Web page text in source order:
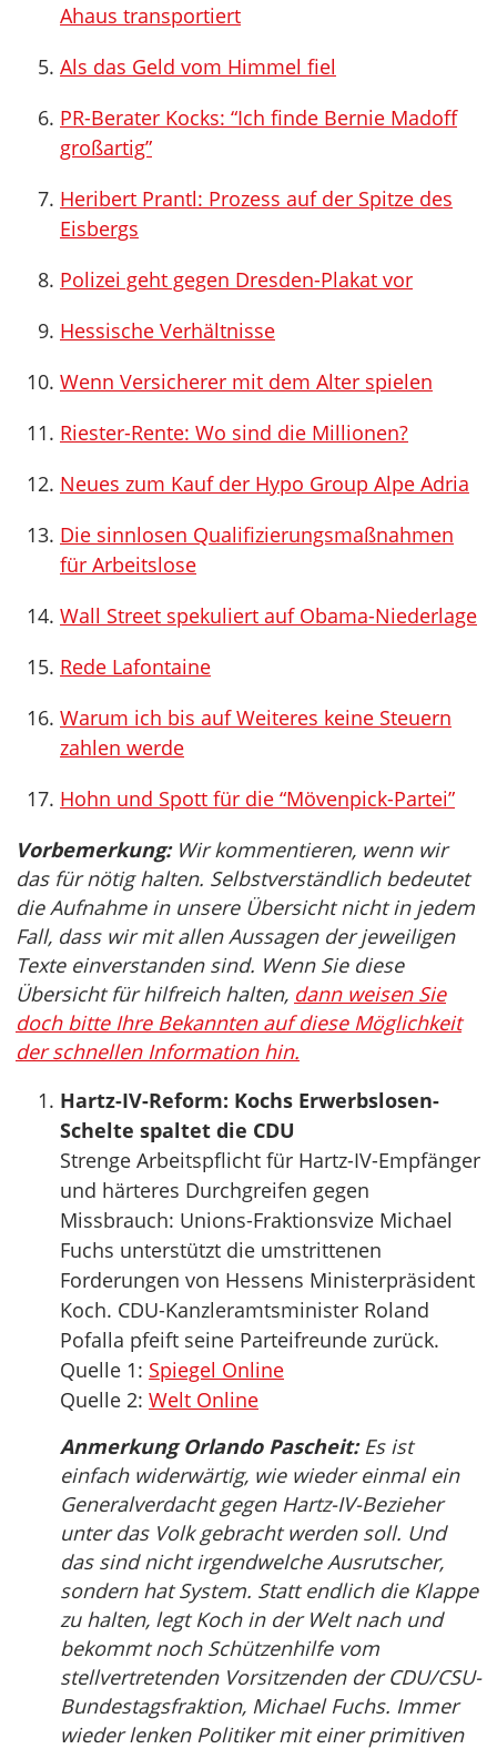
Ahaus transportiert
Als das Geld vom Himmel fiel
PR-Berater Kocks: “Ich finde Bernie Madoff
großartig”
Heribert Prantl: Prozess auf der Spitze des
Eisbergs
Polizei geht gegen Dresden-Plakat vor
Hessische Verhältnisse
Wenn Versicherer mit dem Alter spielen
Riester-Rente: Wo sind die Millionen?
Neues zum Kauf der Hypo Group Alpe Adria
Die sinnlosen Qualifizierungsmaßnahmen
für Arbeitslose
Wall Street spekuliert auf Obama-Niederlage
Rede Lafontaine
Warum ich bis auf Weiteres keine Steuern
zahlen werde
Hohn und Spott für die “Mövenpick-Partei”
Vorbemerkung: Wir kommentieren, wenn wir
das für nötig halten. Selbstverständlich bedeutet
die Aufnahme in unsere Übersicht nicht in jedem
Fall, dass wir mit allen Aussagen der jeweiligen
Texte einverstanden sind. Wenn Sie diese
Übersicht für hilfreich halten, dann weisen Sie
doch bitte Ihre Bekannten auf diese Möglichkeit
der schnellen Information hin.
Hartz-IV-Reform: Kochs Erwerbslosen-
Schelte spaltet die CDU
Strenge Arbeitspflicht für Hartz-IV-Empfänger
und härteres Durchgreifen gegen
Missbrauch: Unions-Fraktionsvize Michael
Fuchs unterstützt die umstrittenen
Forderungen von Hessens Ministerpräsident
Koch. CDU-Kanzleramtsminister Roland
Pofalla pfeift seine Parteifreunde zurück.
Quelle 1: Spiegel Online
Quelle 2: Welt Online
Anmerkung Orlando Pascheit:Es ist
einfach widerwärtig, wie wieder einmal ein
Generalverdacht gegen Hartz-IV-Bezieher
unter das Volk gebracht werden soll. Und
das sind nicht irgendwelche Ausrutscher,
sondern hat System. Statt endlich die Klappe
zu halten, legt Koch in der Welt nach und
bekommt noch Schützenhilfe vom
stellvertretenden Vorsitzenden der CDU/CSU-
Bundestagsfraktion, Michael Fuchs. Immer
wieder lenken Politiker mit einer primitiven